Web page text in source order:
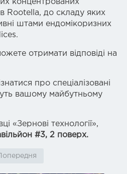
концентрованих
Rootella, до складу яких
штами ендомікоризних
отримати відповіді на
про спеціалізовані
вашому майбутньому
«Зернові технології»,
#3, 2 поверх.